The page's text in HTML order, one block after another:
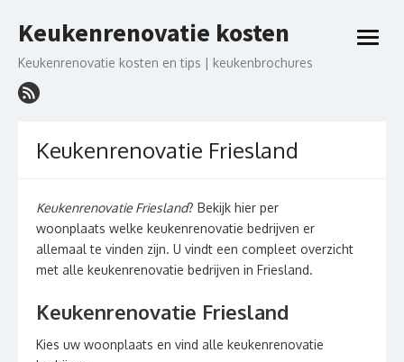
naar
inhoud
Keukenrenovatie kosten
Keukenrenovatie kosten en tips | keukenbrochures
open
Keukenrenovatie Friesland
Keukenrenovatie Friesland? Bekijk hier per
woonplaats welke keukenrenovatie bedrijven er
allemaal te vinden zijn. U vindt een compleet overzicht
met alle keukenrenovatie bedrijven in Friesland.
Keukenrenovatie Friesland
Kies uw woonplaats en vind alle keukenrenovatie